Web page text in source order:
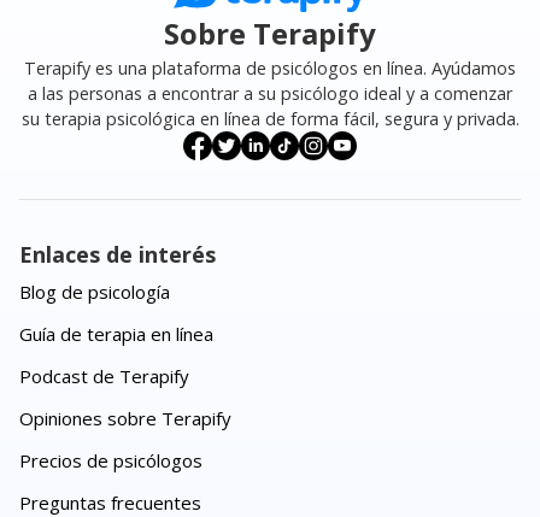
Sobre Terapify
Terapify es una plataforma de psicólogos en línea. Ayúdamos
a las personas a encontrar a su psicólogo ideal y a comenzar
su terapia psicológica en línea de forma fácil, segura y privada.
Enlaces de interés
Blog de psicología
Guía de terapia en línea
Podcast de Terapify
Opiniones sobre Terapify
Precios de psicólogos
Preguntas frecuentes